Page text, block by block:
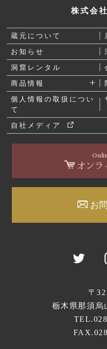
株式会
蔵元について
お知らせ
洞窟レンタル
商品情報
個人情報の取扱につい
て
自社メディア
オンラ
お
〒
栃木県那須烏
TEL.